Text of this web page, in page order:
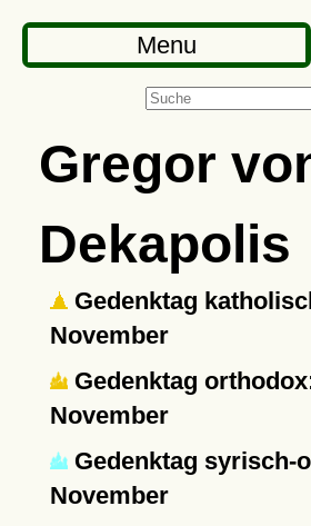
Menu
Gregor
Dekapolis
Gedenktag
November
Gedenktag
November
Gedenktag syrisch-
November